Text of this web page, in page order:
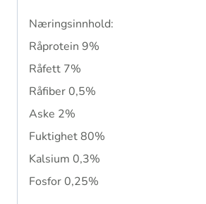
Næringsinnhold:
Råprotein 9%
Råfett 7%
Råfiber 0,5%
Aske 2%
Fuktighet 80%
Kalsium 0,3%
Fosfor 0,25%